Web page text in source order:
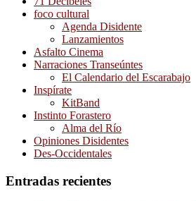
foco cultural
Agenda Disidente
Lanzamientos
Asfalto Cinema
Narraciones Transeúntes
El Calendario del Escarabajo
Inspírate
KitBand
Instinto Forastero
Alma del Río
Opiniones Disidentes
Des-Occidentales
Entradas recientes